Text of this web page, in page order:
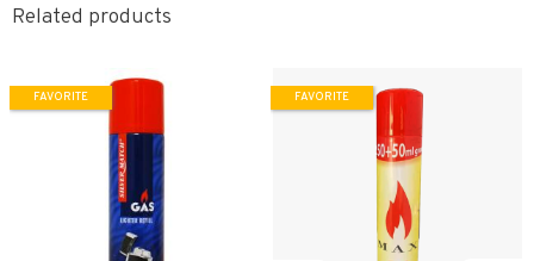
Related products
FAVORITE FAVORITE